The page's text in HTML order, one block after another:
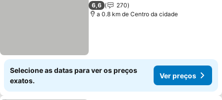
6,6
270
a 0.8 km de Centro da cidade
Selecione as datas para ver os preços
exatos.
Ver preços